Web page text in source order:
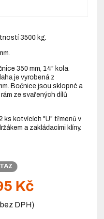
3500 kg.
350 mm, 14" kola.
je vyrobená z
Bočnice jsou sklopné a
ze svařených dílů
ks kotvících "U" třmenů v
a zakládacími klíny.
Kč
DPH)